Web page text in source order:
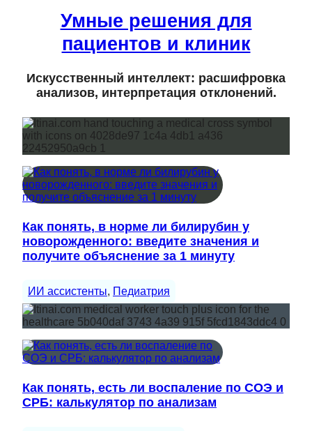
Умные решения для
пациентов и клиник
Искусственный интеллект: расшифровка
анализов, интерпретация отклонений.
Как понять, в норме ли билирубин у
новорожденного: введите значения и
получите объяснение за 1 минуту
ИИ ассистенты, Педиатрия
Как понять, есть ли воспаление по СОЭ и
СРБ: калькулятор по анализам